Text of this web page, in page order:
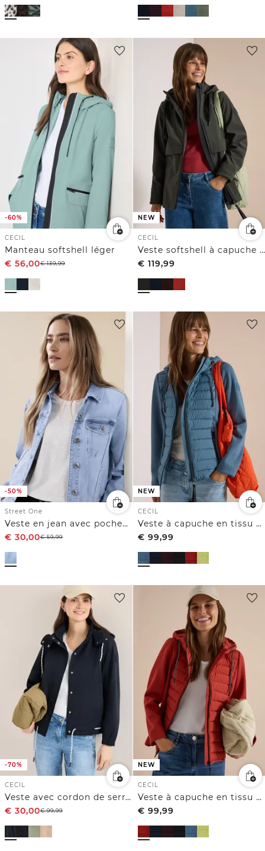
-60%
CECIL
Manteau softshell léger
€ 56,00€139,99
NEW
CECIL
Veste softshell à capuche amovible
€ 119,99
-50%
Street One
Veste en jean avec poches poitrine et boutons
€ 30,00€59,99
NEW
CECIL
Veste à capuche en tissu Scuba et matières mélangées
€ 99,99
-70%
CECIL
Veste avec cordon de serrage
€ 30,00€99,99
NEW
CECIL
Veste à capuche en tissu Scuba et matières mélangées
€ 99,99